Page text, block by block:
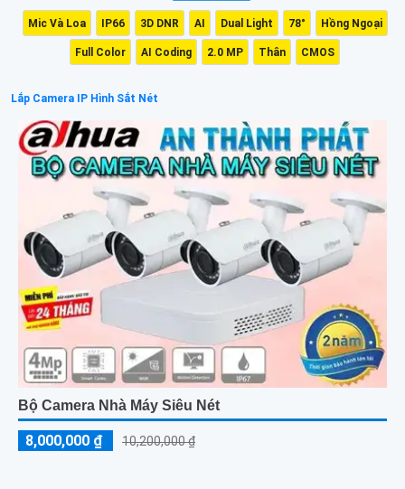
Mic Và Loa IP66 3D DNR AI Dual Light 78° Hồng Ngoại
Full Color AI Coding 2.0 MP Thân CMOS
Lắp Camera IP Hình Sắt Nét
Bộ Camera Nhà Máy Siêu Nét
8,000,000 ₫ 10,200,000 ₫